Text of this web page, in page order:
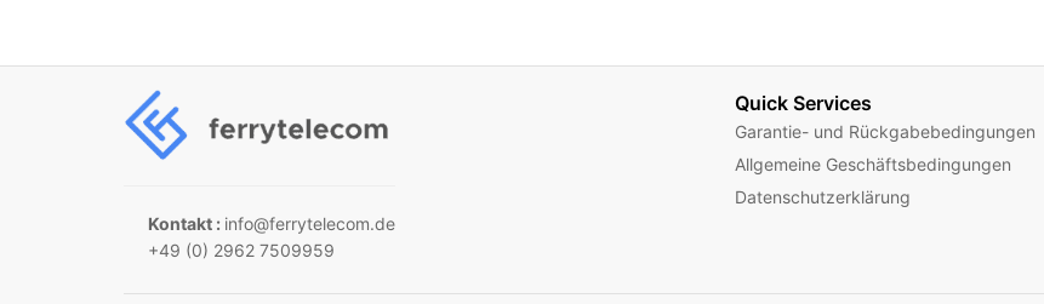
Kontakt : info@ferrytelecom.de
+49 (0) 2962 7509959
Quick Services
Garantie- und Rückgabebedingungen
Allgemeine Geschäftsbedingungen
Datenschutzerklärung